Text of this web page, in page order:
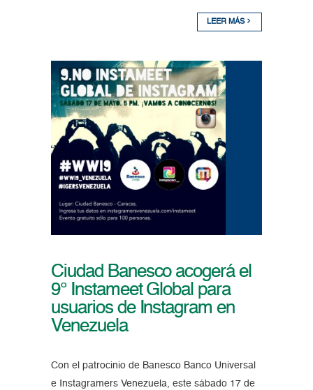
LEER MÁS
Ciudad Banesco acogerá el
9° Instameet Global para
usuarios de Instagram en
Venezuela
Con el patrocinio de Banesco Banco Universal
e Instagramers Venezuela, este sábado 17 de